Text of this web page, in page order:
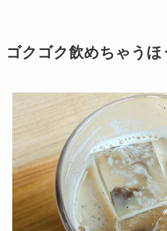
ゴクゴク飲めちゃう